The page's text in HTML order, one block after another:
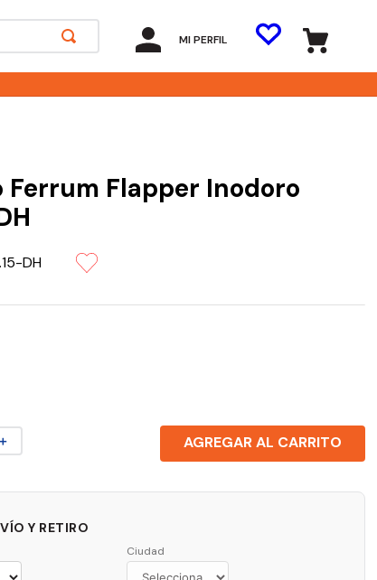
MI PERFIL
Ferrum Flapper Inodoro
DH
＋ AGREGAR AL CARRITO
Y RETIRO
Ciudad